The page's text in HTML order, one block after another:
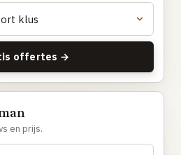
offertes →
en prijs.